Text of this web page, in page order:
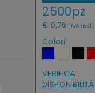
2500pz
€ 0,76 (IVA incl.)
Colori
VERIFICA
DISPONIBILITÁ